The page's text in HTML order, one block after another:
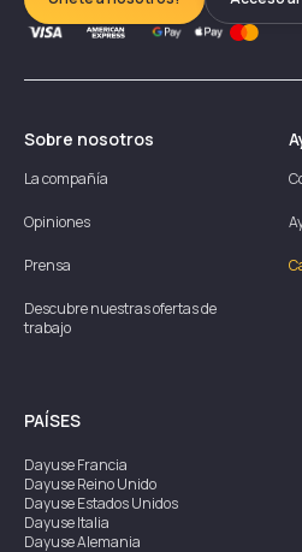
Sobre nosotros
La compañía
Opiniones
Prensa
Descubre nuestras ofertas de
trabajo
PAÍSES
DayuseFrancia
DayuseReino Unido
DayuseEstados Unidos
DayuseItalia
DayuseAlemania